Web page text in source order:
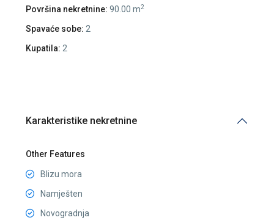
Površina nekretnine: 90.00 m2
Spavaće sobe: 2
Kupatila: 2
Karakteristike nekretnine
Other Features
Blizu mora
Namješten
Novogradnja